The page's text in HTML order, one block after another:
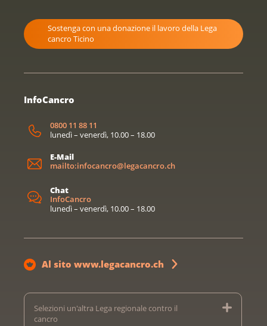
Sostenga con una donazione il lavoro della Lega
cancro Ticino
InfoCancro
0800 11 88 11
lunedì – venerdì, 10.00 – 18.00
E-Mail
mailto:infocancro@legacancro.ch
Chat
InfoCancro
lunedì – venerdì, 10.00 – 18.00
Al sito www.legacancro.ch
Selezioni un'altra Lega regionale contro il
cancro